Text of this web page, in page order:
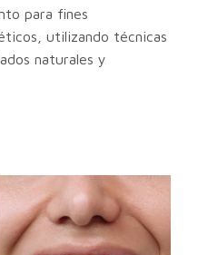
para fines
utilizando técnicas
naturales y